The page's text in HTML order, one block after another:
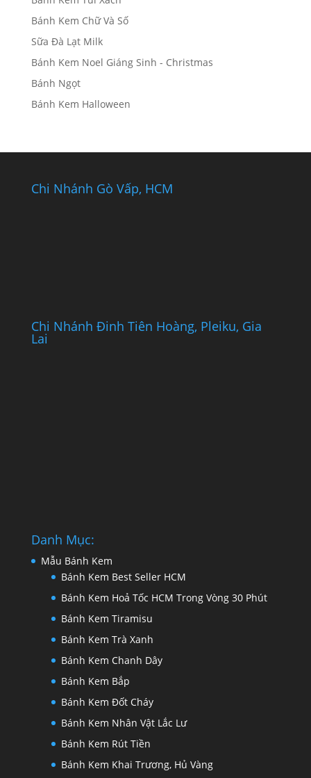
Bánh Kem Chữ Và Số
Sữa Đà Lạt Milk
Bánh Kem Noel Giáng Sinh - Christmas
Bánh Ngọt
Bánh Kem Halloween
Chi Nhánh Gò Vấp, HCM
Chi Nhánh Đinh Tiên Hoàng, Pleiku, Gia
Lai
Danh Mục:
Mẫu Bánh Kem
Bánh Kem Best Seller HCM
Bánh Kem Hoả Tốc HCM Trong Vòng 30 Phút
Bánh Kem Tiramisu
Bánh Kem Trà Xanh
Bánh Kem Chanh Dây
Bánh Kem Bắp
Bánh Kem Đốt Cháy
Bánh Kem Nhân Vật Lắc Lư
Bánh Kem Rút Tiền
Bánh Kem Khai Trương, Hủ Vàng